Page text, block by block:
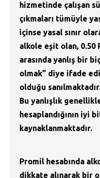
hizmetinde çalışan
çıkmaları tümüyle
içinse yasal sınır
alkole eşit olan,
arasında yanlış bir
olmak” diye ifade
olduğu
Bu yanlışlık
hesaplandığının iyi
kaynaklanmaktadır.
Promil hesabında
dikkate alınarak bir